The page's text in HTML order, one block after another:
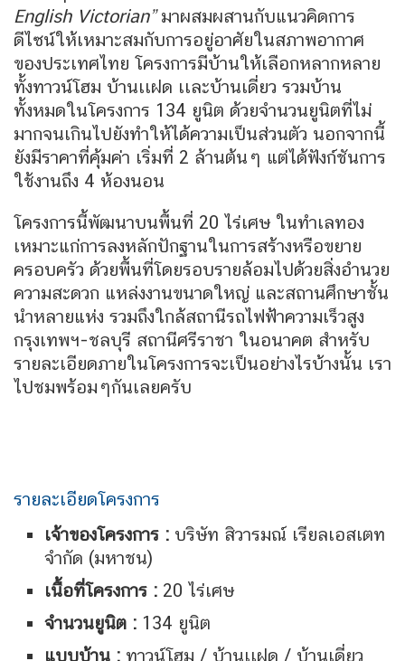
English Victorian”มาผสมผสานกับแนวคิดการ
ดีไซน์ให้เหมาะสมกับการอยู่อาศัยในสภาพอากาศ
ของประเทศไทย โครงการมีบ้านให้เลือกหลากหลาย
ทั้งทาวน์โฮม บ้านเเฝด เเละบ้านเดี่ยว รวมบ้าน
ทั้งหมดในโครงการ 134 ยูนิต ด้วยจำนวนยูนิตที่ไม่
มากจนเกินไปยังทำให้ได้ความเป็นส่วนตัว นอกจากนี้
ยังมีราคาที่คุ้มค่า เริ่มที่ 2 ล้านต้นๆ แต่ได้ฟังก์ชันการ
ใช้งานถึง 4 ห้องนอน
โครงการนี้พัฒนาบนพื้นที่ 20 ไร่เศษ ในทำเลทอง
เหมาะแก่การลงหลักปักฐานในการสร้างหรือขยาย
ครอบครัว ด้วยพื้นที่โดยรอบรายล้อมไปด้วยสิ่งอำนวย
ความสะดวก แหล่งงานขนาดใหญ่ และสถานศึกษาชั้น
นำหลายแห่ง รวมถึงใกล้สถานีรถไฟฟ้าความเร็วสูง
กรุงเทพฯ-ชลบุรี สถานีศรีราชา ในอนาคต สำหรับ
รายละเอียดภายในโครงการจะเป็นอย่างไรบ้างนั้น เรา
ไปชมพร้อมๆกันเลยครับ
รายละเอียดโครงการ
เจ้าของโครงการ : บริษัท สิวารมณ์ เรียลเอสเตท
จำกัด (มหาชน)
เนื้อที่โครงการ : 20 ไร่เศษ
จำนวนยูนิต : 134 ยูนิต
แบบบ้าน : ทาวน์โฮม / บ้านเเฝด / บ้านเดี่ยว